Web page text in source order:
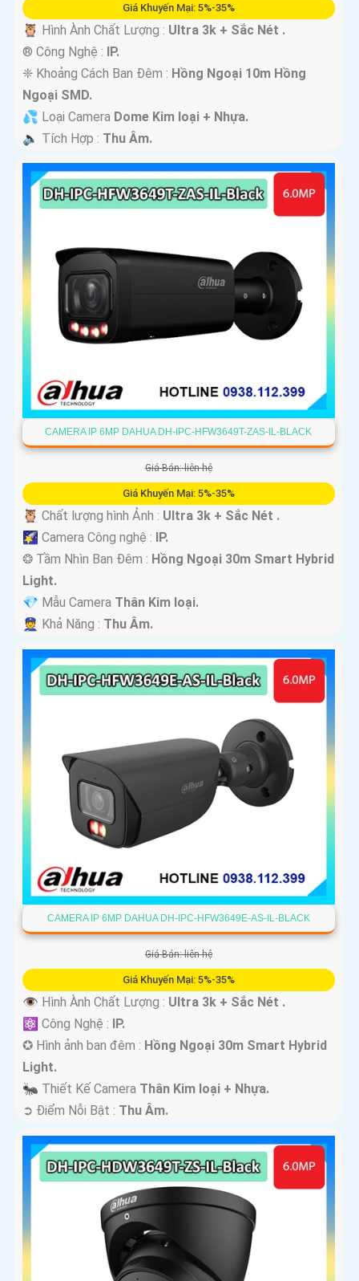
Giá Khuyến Mại: 5%-35%
🦉 Hình Ành Chất Lượng : Ultra 3k + Sắc Nét .
®️ Công Nghệ : IP.
❈ Khoảng Cách Ban Đêm : Hồng Ngoại 10m Hồng
Ngoại SMD.
💦 Loại Camera Dome Kim loại + Nhựa.
️🔈 Tích Hợp : Thu Âm.
CAMERA IP 6MP DAHUA DH-IPC-HFW3649T-ZAS-IL-BLACK
Giá Bán: liên hệ
Giá Khuyến Mại: 5%-35%
🦉 Chất lượng hình Ảnh : Ultra 3k + Sắc Nét .
🌠 Camera Công nghệ :
IP.
❂ Tầm Nhìn Ban Đêm : Hồng Ngoại 30m Smart Hybrid
Light.
💎 Mẫu Camera Thân Kim loại.
️👮 Khả Năng : Thu Âm.
CAMERA IP 6MP DAHUA DH-IPC-HFW3649E-AS-IL-BLACK
Giá Bán: liên hệ
Giá Khuyến Mại: 5%-35%
👁 Hình Ành Chất Lượng : Ultra 3k + Sắc Nét .
⚛️ Công Nghệ :
IP.
✪ Hình ảnh ban đêm : Hồng Ngoại 30m Smart Hybrid
Light.
🐜 Thiết Kế Camera Thân Kim loại + Nhựa.
️➲ Điểm Nỗi Bật : Thu Âm.